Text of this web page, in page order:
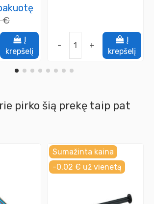
€
Į
krepšelį
- +
Į
krepšelį
pirko šią prekę taip pat
Sumažinta kaina
-0,02 € už vienetą